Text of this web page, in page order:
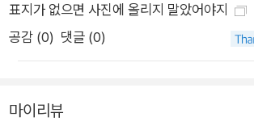
표지가 없으면 사진에 올리지 말았어야지
공감 (0) 댓글 (0)
마이리뷰